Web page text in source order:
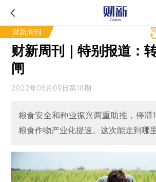
财新周刊
财新周刊｜特别报道：
闸
2022年05月09日第18期
粮食安全和种业振兴两重助推，停滞
粮食作物产业化提速。这次能走到哪